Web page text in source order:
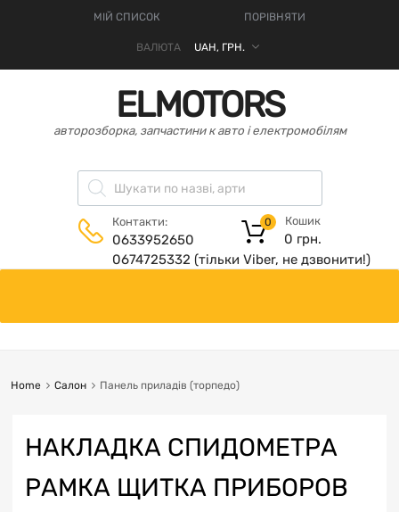
МІЙ СПИСОК ПОРІВНЯТИ
ВАЛЮТА
ELMOTORS
авторозборка, запчастини к авто і електромобілям
Контакти:
0633952650
0674725332 (тільки Viber, не дзвонити!)
Кошик
0 грн.
0
Home Салон Панель приладів (торпедо)
НАКЛАДКА СПИДОМЕТРА
РАМКА ЩИТКА ПРИБОРОВ